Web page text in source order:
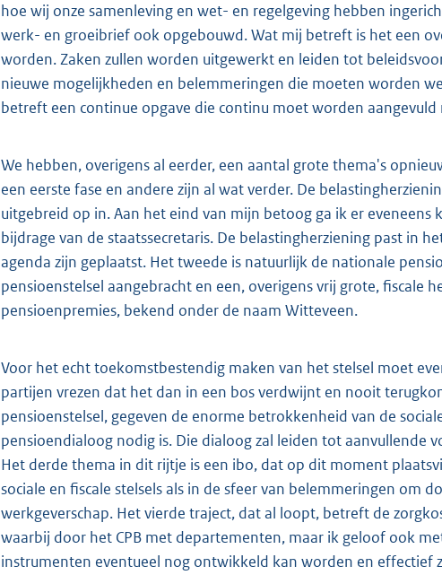
hoe wij onze samenleving en wet- en regelgeving hebben
werk- en groeibrief ook opgebouwd. Wat mij betreft is het een
worden. Zaken zullen worden uitgewerkt en leiden tot
nieuwe mogelijkheden en belemmeringen die moeten worden
betreft een continue opgave die continu moet worden
We hebben, overigens al eerder, een aantal grote thema's
een eerste fase en andere zijn al wat verder. De
uitgebreid op in. Aan het eind van mijn betoog ga ik er
bijdrage van de staatssecretaris. De belastingherziening past in
agenda zijn geplaatst. Het tweede is natuurlijk de nationale
pensioenstelsel aangebracht en een, overigens vrij grote, fiscale
pensioenpremies, bekend onder de naam Witteveen.
Voor het echt toekomstbestendig maken van het stelsel moet
partijen vrezen dat het dan in een bos verdwijnt en nooit
pensioenstelsel, gegeven de enorme betrokkenheid van de
pensioendialoog nodig is. Die dialoog zal leiden tot aanvullende
Het derde thema in dit rijtje is een ibo, dat op dit moment
sociale en fiscale stelsels als in de sfeer van belemmeringen om
werkgeverschap. Het vierde traject, dat al loopt, betreft de
waarbij door het CPB met departementen, maar ik geloof ook
instrumenten eventueel nog ontwikkeld kan worden en effectief